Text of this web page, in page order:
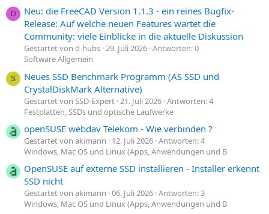
D
Neu: die FreeCAD Version 1.1.3 - ein reines Bugfix-
Release: Auf welche neuen Features wartet die
Community: viele Einblicke in die aktuelle Diskussion
Gestartet von d-hubs 29. Juli 2026 Antworten: 0
Software Allgemein
S
Neues SSD Benchmark Programm (AS SSD und
CrystalDiskMark Alternative)
Gestartet von SSD-Expert 21. Juli 2026 Antworten: 4
Festplatten, SSDs und optische Laufwerke
openSUSE webdav Telekom - Wie verbinden ?
Gestartet von akimann 12. Juli 2026 Antworten: 4
Windows, Mac OS und Linux (Apps, Anwendungen und B
OpenSUSE auf externe SSD installieren - Installer erkennt
SSD nicht
Gestartet von akimann 06. Juli 2026 Antworten: 3
Windows, Mac OS und Linux (Apps, Anwendungen und B